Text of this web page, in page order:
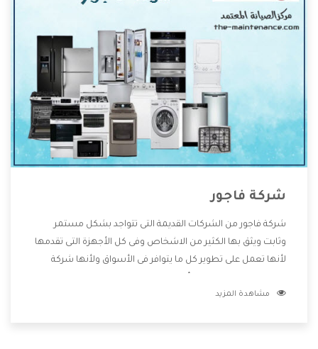
شركة فاجور
شركة فاجور من الشركات القديمة التى تتواجد بشكل مستمر
وثابت ويثق بها الكثير من الاشخاص وفى كل الأجهزة التى تقدمها
لأنها تعمل على تطوير كل ما يتوافر فى الأسواق ولأنها شركة
وتقدم للعملاء أقوى العروض والخصومات التى تسهل على
مشاهدة المزيد